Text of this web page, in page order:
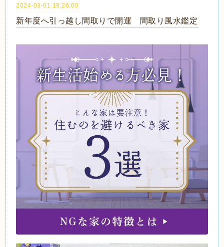
2024-03-01 19:26:00
新年度へ引っ越し間取りで開運 間取り風水鑑定